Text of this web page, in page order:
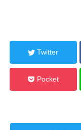
Twitter
Pocket